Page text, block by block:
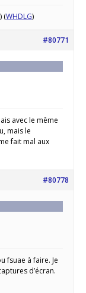
(WHDLG)
#80771
avec le même
mais le
fait mal aux
#80778
fsuae à faire. Je
d’écran.